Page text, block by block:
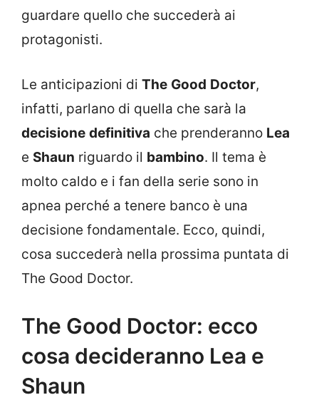
guardare quello che succederà ai
protagonisti.
Le anticipazioni di The Good Doctor,
infatti, parlano di quella che sarà la
decisione definitiva che prenderanno Lea
e Shaun riguardo il bambino. Il tema è
molto caldo e i fan della serie sono in
apnea perché a tenere banco è una
decisione fondamentale. Ecco, quindi,
cosa succederà nella prossima puntata di
The Good Doctor.
The Good Doctor: ecco
cosa decideranno Lea e
Shaun